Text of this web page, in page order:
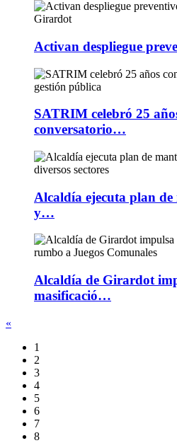
Activan despliegue
SATRIM celebró 25
conversatorio…
Alcaldía ejecuta plan
y…
Alcaldía de Girardot
masificació…
«
1
2
3
4
5
6
7
8